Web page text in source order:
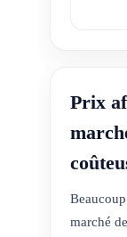
Prix
marché